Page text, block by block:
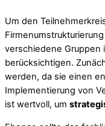
Um den
verschiedene Gruppen
berücksichtigen.
werden, da sie einen
Implementierung von
ist wertvoll, um